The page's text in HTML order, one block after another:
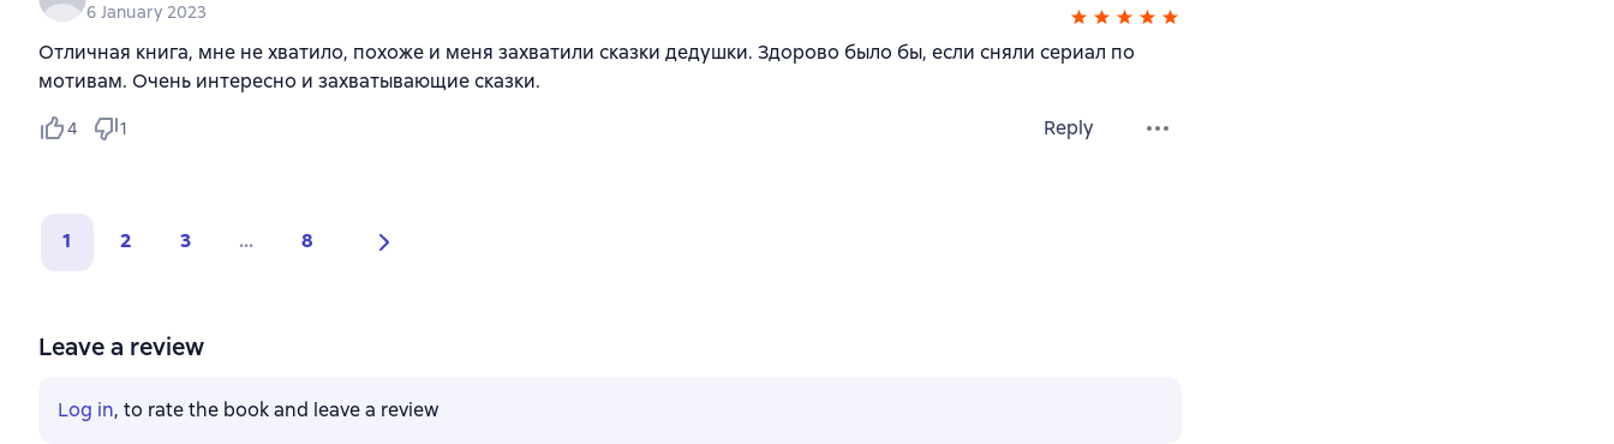
6 January 2023
Отличная книга, мне не хватило, похоже и меня захватили сказки дедушки. Здорово было бы, если сняли сериал по
мотивам. Очень интересно и захватывающие сказки.
4 1 Reply
1 2 3 ... 8
Leave a review
Log in, to rate the book and leave a review